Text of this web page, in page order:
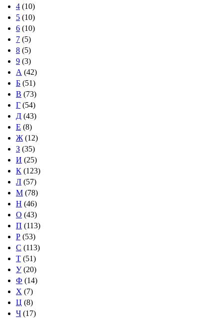
4 (10)
5 (10)
6 (10)
7 (5)
8 (5)
9 (3)
А (42)
Б (51)
В (73)
Г (54)
Д (43)
Е (8)
Ж (12)
З (35)
И (25)
К (123)
Л (57)
М (78)
Н (46)
О (43)
П (113)
Р (53)
С (113)
Т (51)
У(20)
Ф (14)
Х (7)
Ц (8)
Ч (17)